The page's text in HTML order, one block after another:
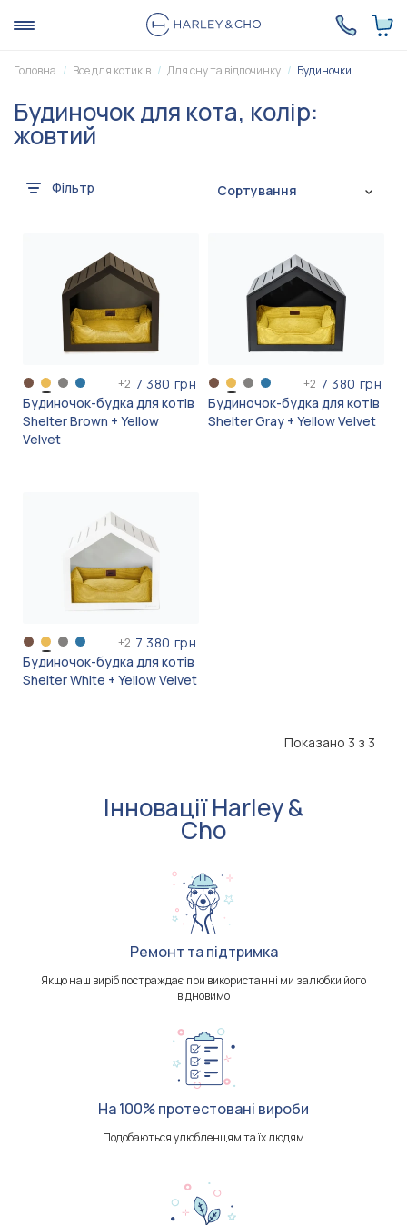
Головна Все для котиків Для сну та відпочинку Будиночки
Будиночок для кота, колір:
жовтий
Фільтр Сортування
+2 7 380 грн
Будиночок-будка для котів
Shelter Brown + Yellow
Velvet
+2 7 380 грн
Будиночок-будка для котів
Shelter Gray + Yellow Velvet
+2 7 380 грн
Будиночок-будка для котів
Shelter White + Yellow Velvet
Показано 3 з 3
Інновації Harley &
Cho
Ремонт та підтримка
Якщо наш виріб постраждає при використанні ми залюбки його
відновимо
На 100% протестовані вироби
Подобаються улюбленцям та їх людям